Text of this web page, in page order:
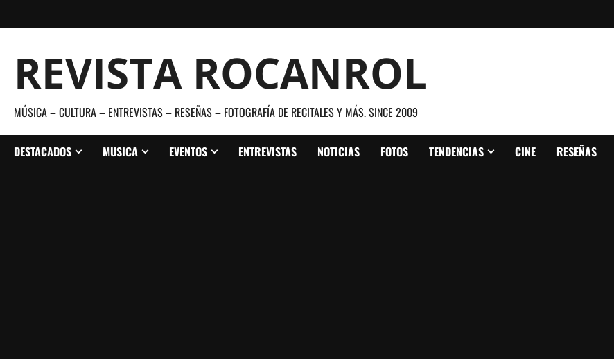
al
REVISTA ROCANROL
MÚSICA – CULTURA – ENTREVISTAS – RESEÑAS – FOTOGRAFÍA DE RECITALES Y MÁS. SINCE 2009
DESTACADOS MUSICA EVENTOS ENTREVISTAS NOTICIAS FOTOS TENDENCIAS CINE RESEÑAS